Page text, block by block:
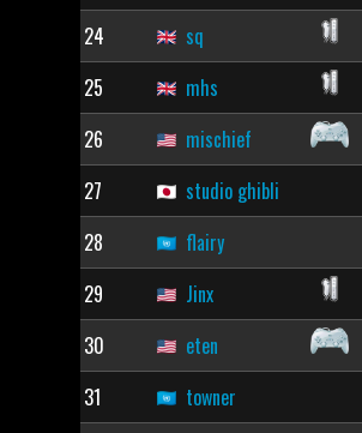
24
sq
25
mhs
26
mischief
27
studio ghibli
28
flairy
29
Jinx
30
eten
31
towner